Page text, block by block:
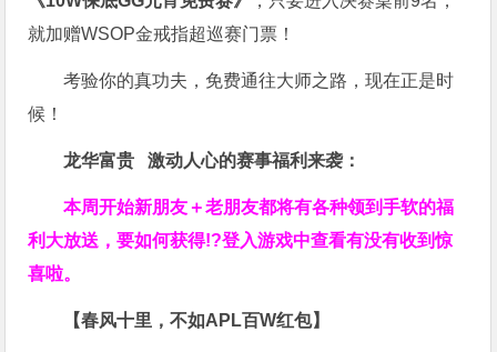
就加赠WSOP金戒指超巡赛门票！
考验你的真功夫，免费通往大师之路，现在正是时
候！
龙华富贵 激动人心的赛事福利来袭：
本周开始新朋友＋老朋友都将有各种领到手软的福
利大放送，要如何获得!?登入游戏中查看有没有收到惊
喜啦。
【春风十里，不如APL百W红包】